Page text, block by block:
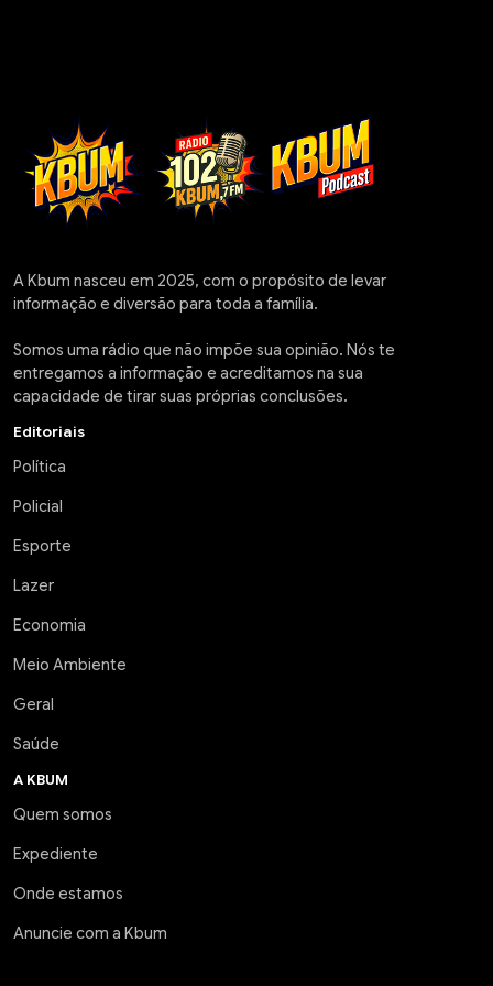
A Kbum nasceu em 2025, com o propósito de levar
informação e diversão para toda a família.
Somos uma rádio que não impõe sua opinião. Nós te
entregamos a informação e acreditamos na sua
capacidade de tirar suas próprias conclusões.
Editoriais
Política
Policial
Esporte
Lazer
Economia
Meio Ambiente
Geral
Saúde
A KBUM
Quem somos
Expediente
Onde estamos
Anuncie com a Kbum